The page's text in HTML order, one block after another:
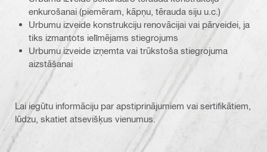
enkurošanai (piemēram, kāpņu, tērauda siju u.c.)
Urbumu izveide konstrukciju renovācijai vai pārveidei, ja
tiks izmantots ielīmējams stiegrojums
Urbumu izveide izņemta vai trūkstoša stiegrojuma
aizstāšanai
Lai iegūtu informāciju par apstiprinājumiem vai sertifikātiem,
lūdzu, skatiet atsevišķus vienumus.